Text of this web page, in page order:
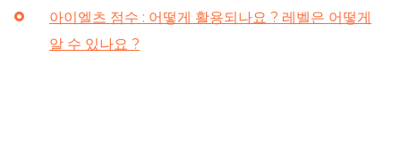
아이엘츠 점수 : 어떻게 활용되나요 ? 레벨은 어떻게
알 수 있나요 ?